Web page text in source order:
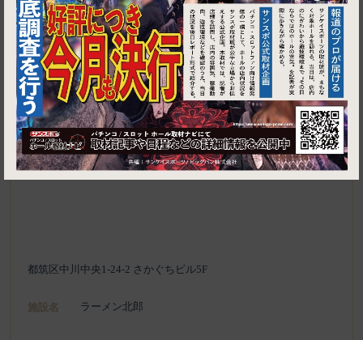
都筑区中川中央1-24-2 さかぐちビル5F
施設名 ラーメン北郎